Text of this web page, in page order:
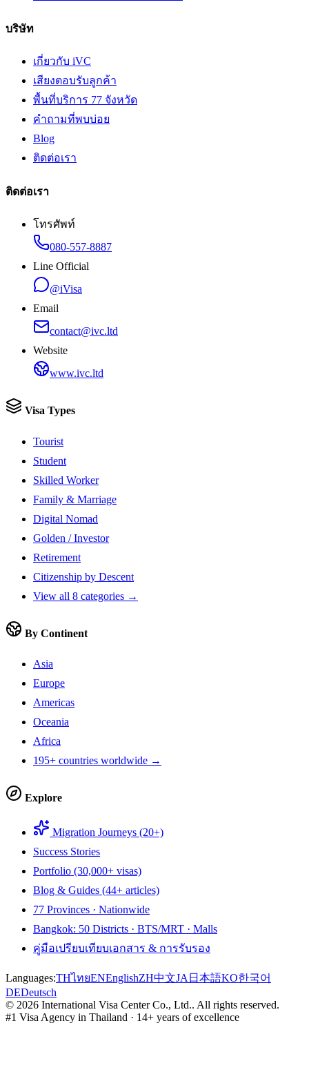
บริษัท
เกี่ยวกับ iVC
เสียงตอบรับลูกค้า
พื้นที่บริการ 77 จังหวัด
คำถามที่พบบ่อย
Blog
ติดต่อเรา
ติดต่อเรา
โทรศัพท์
080-557-8887
Line Official
@iVisa
Email
contact@ivc.ltd
Website
www.ivc.ltd
Visa Types
Tourist
Student
Skilled Worker
Family & Marriage
Digital Nomad
Golden / Investor
Retirement
Citizenship by Descent
View all 8 categories →
By Continent
Asia
Europe
Americas
Oceania
Africa
195+ countries worldwide →
Explore
Migration Journeys (20+)
Success Stories
Portfolio (30,000+ visas)
Blog & Guides (44+ articles)
77 Provinces · Nationwide
Bangkok: 50 Districts · BTS/MRT · Malls
คู่มือเปรียบเทียบเอกสาร & การรับรอง
Languages:THไทยENEnglishZH中文JA 日本語KO한국어
DEDeutsch
© 2026 International Visa Center Co., Ltd.. All rights reserved.
#1 Visa Agency in Thailand · 14+ years of excellence